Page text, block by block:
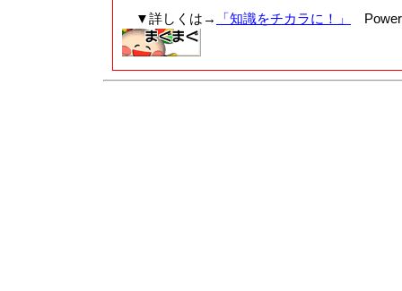
▼詳しくは→ 「知識をチカラに！」